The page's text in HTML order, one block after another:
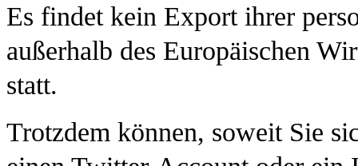
Es findet kein Export ihrer
außerhalb des Europäischen
statt.
Trotzdem können, soweit Sie